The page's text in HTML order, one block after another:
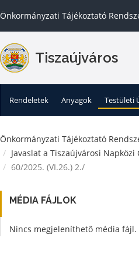
Önkormányzati Tájékoztató
Tiszaújváros
Rendeletek Anyagok Testületi
Önkormányzati Tájékoztató
Javaslat a Tiszaújvárosi
60/2025. (VI.26.) 2./
MÉDIA FÁJLOK
Nincs megjeleníthető média fájl.